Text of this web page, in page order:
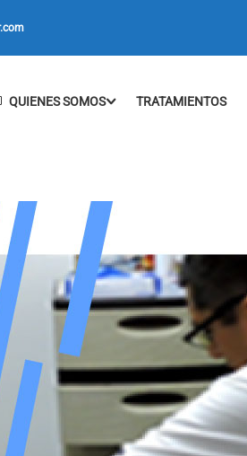
QUIENES SOMOS TRATAMIENTOS